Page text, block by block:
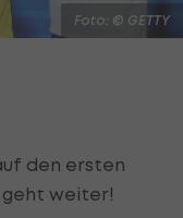
Foto: © GETTY
den ersten
geht weiter!